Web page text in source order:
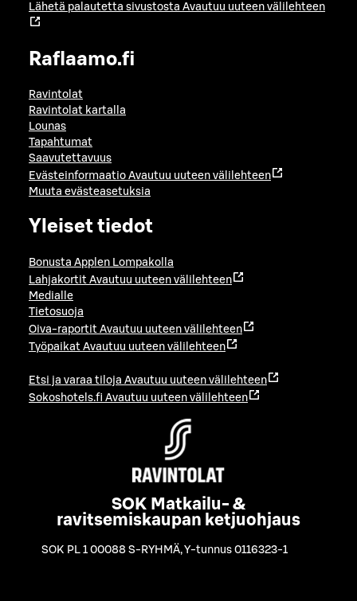
Lähetä palautetta sivustosta Avautuu uuteen välilehteen
Raflaamo.fi
Ravintolat
Ravintolat kartalla
Lounas
Tapahtumat
Saavutettavuus
Evästeinformaatio Avautuu uuteen välilehteen
Muuta evästeasetuksia
Yleiset tiedot
Bonusta Applen Lompakolla
Lahjakortit Avautuu uuteen välilehteen
Medialle
Tietosuoja
Oiva-raportit Avautuu uuteen välilehteen
Työpaikat Avautuu uuteen välilehteen
Etsi ja varaa tiloja Avautuu uuteen välilehteen
Sokoshotels.fi Avautuu uuteen välilehteen
SOK Matkailu- &
ravitsemiskaupan ketjuohjaus
SOK PL 1 00088 S-RYHMÄ,Y-tunnus 0116323-1